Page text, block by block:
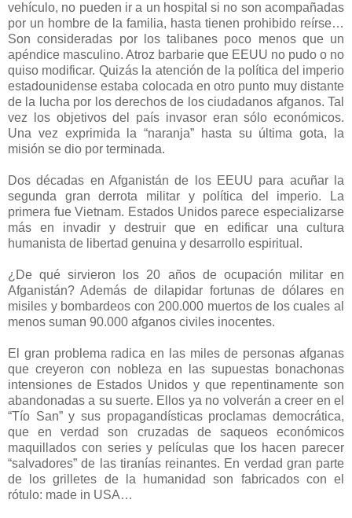
vehículo, no pueden ir a un hospital si no son acompañadas
por un hombre de la familia, hasta tienen prohibido reírse…
Son consideradas por los talibanes poco menos que un
apéndice masculino. Atroz barbarie que EEUU no pudo o no
quiso modificar. Quizás la atención de la política del imperio
estadounidense estaba colocada en otro punto muy distante
de la lucha por los derechos de los ciudadanos afganos. Tal
vez los objetivos del país invasor eran sólo económicos.
Una vez exprimida la “naranja” hasta su última gota, la
misión se dio por terminada.
Dos décadas en Afganistán de los EEUU para acuñar la
segunda gran derrota militar y política del imperio. La
primera fue Vietnam. Estados Unidos parece especializarse
más en invadir y destruir que en edificar una cultura
humanista de libertad genuina y desarrollo espiritual.
¿De qué sirvieron los 20 años de ocupación militar en
Afganistán? Además de dilapidar fortunas de dólares en
misiles y bombardeos con 200.000 muertos de los cuales al
menos suman 90.000 afganos civiles inocentes.
El gran problema radica en las miles de personas afganas
que creyeron con nobleza en las supuestas bonachonas
intensiones de Estados Unidos y que repentinamente son
abandonadas a su suerte. Ellos ya no volverán a creer en el
“Tío San” y sus propagandísticas proclamas democrática,
que en verdad son cruzadas de saqueos económicos
maquillados con series y películas que los hacen parecer
“salvadores” de las tiranías reinantes. En verdad gran parte
de los grilletes de la humanidad son fabricados con el
rótulo: made in USA…